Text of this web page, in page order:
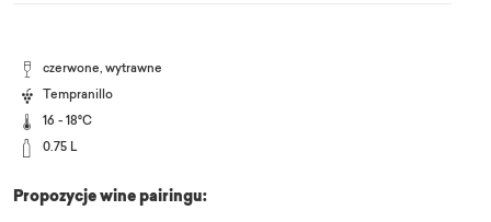
czerwone, wytrawne
Tempranillo
16 - 18°C
0.75 L
Propozycje wine pairingu: